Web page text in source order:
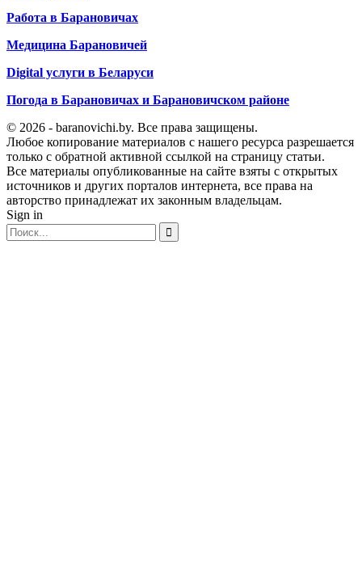
Работа в Барановичах
Медицина Барановичей
Digital услуги в Беларуси
Погода в Барановичах и Барановичском районе
© 2026 - baranovichi.by. Все права защищены.
Любое копирование материалов с нашего ресурса разрешается
только с обратной активной ссылкой на страницу статьи.
Все материалы опубликованные на сайте взяты с открытых
источников и других порталов интернета, все права на
авторство принадлежат их законным владельцам.
Sign in